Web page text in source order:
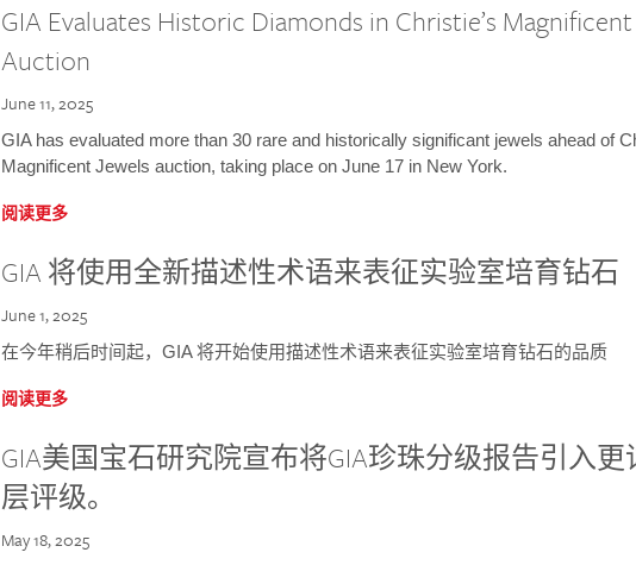
GIA Evaluates Historic Diamonds in Christie’s
Auction
June 11, 2025
GIA has evaluated more than 30 rare and historically significant jewels ahead of
Magnificent Jewels auction, taking place on June 17 in New York.
阅读更多
GIA 将使用全新描述性术语来表征实验室培育钻石
June 1, 2025
在今年稍后时间起，GIA 将开始使用描述性术语来表征实验室培育钻石的品质
阅读更多
GIA美国宝石研究院宣布将GIA珍珠分级报告引入
层评级。
May 18, 2025